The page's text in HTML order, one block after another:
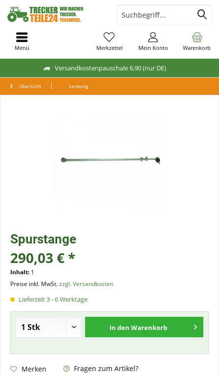
Versandkostenpauschale 6,90 (nur DE)
Warenkorb
Merkzettel Mein Konto
Menü
Übersicht Lenkung
Spurstange
290,03 € *
Inhalt: 1
Preise inkl. MwSt.zzgl. Versandkosten
Lieferzeit 3 - 6 Werktage
In den Warenkorb
Merken
Fragen zum Artikel?